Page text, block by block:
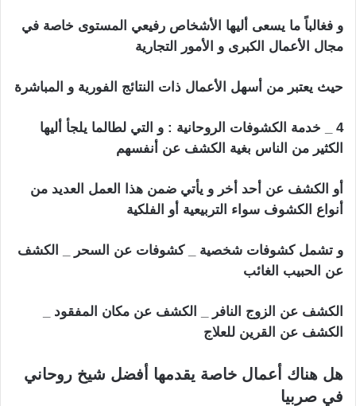
و فغالباً ما يسعى أليها الأشخاص رفيعي المستوى خاصة في
مجال الأعمال الكبرى و الأمور التجارية
حيث يعتبر من أسهل الأعمال ذات النتائج الفورية و المباشرة
4 _ خدمة الكشوفات الروحانية : و التي لطالما يلجأ أليها
الكثير من الناس بغية الكشف عن أنفسهم
أو الكشف عن أحد أخر و يأتي ضمن هذا العمل العديد من
أنواع الكشوف سواء التربيعية أو الفلكية
و تشمل كشوفات شخصية _ كشوفات عن السحر _ الكشف
عن الحبيب الغائب
الكشف عن الزوج النافر _ الكشف عن مكان المفقود _
الكشف عن القرين للعلاج
هل هناك أعمال خاصة يقدمها أفضل شيخ روحاني
في صربيا